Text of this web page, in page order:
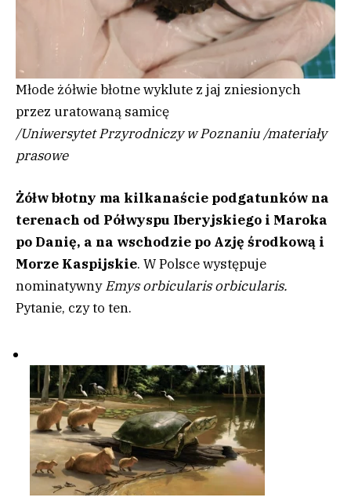
Młode żółwie błotne wyklute z jaj zniesionych
przez uratowaną samicę
/Uniwersytet Przyrodniczy w Poznaniu /materiały
prasowe
Żółw błotny ma kilkanaście podgatunków na
terenach od Półwyspu Iberyjskiego i Maroka
po Danię, a na wschodzie po Azję środkową i
Morze Kaspijskie. W Polsce występuje
nominatywnyEmys orbicularis orbicularis.
Pytanie, czy to ten.